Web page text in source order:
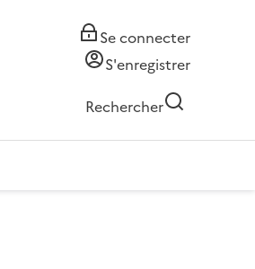
Se connecter
S'enregistrer
Rechercher